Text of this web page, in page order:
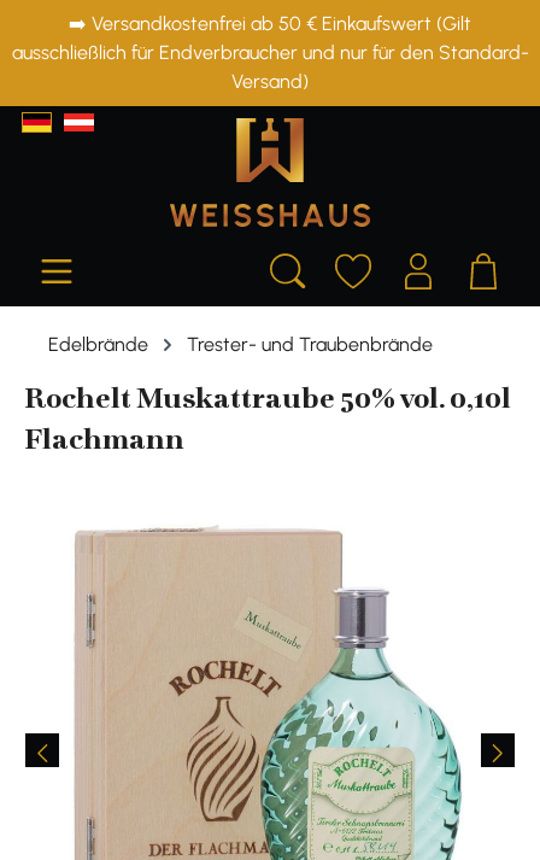
springen
➡️ Versandkostenfrei ab 50 € Einkaufswert (Gilt
ausschließlich für Endverbraucher und nur für den Standard-
Versand)
Edelbrände Trester- und Traubenbrände
Rochelt Muskattraube 50% vol. 0,10l
Flachmann